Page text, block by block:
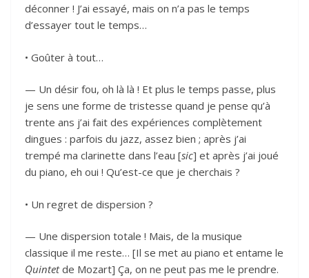
déconner ! J’ai essayé, mais on n’a pas le temps
d’essayer tout le temps…
• Goûter à tout…
— Un désir fou, oh là là ! Et plus le temps passe, plus
je sens une forme de tristesse quand je pense qu’à
trente ans j’ai fait des expériences complètement
dingues : parfois du jazz, assez bien ; après j’ai
trempé ma clarinette dans l’eau [sic] et après j’ai joué
du piano, eh oui ! Qu’est-ce que je cherchais ?
• Un regret de dispersion ?
— Une dispersion totale ! Mais, de la musique
classique il me reste… [Il se met au piano et entame le
Quintetde Mozart] Ça, on ne peut pas me le prendre.